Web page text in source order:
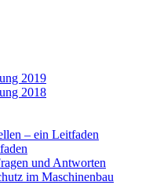
2019
2018
– ein Leitfaden
und Antworten
im Maschinenbau